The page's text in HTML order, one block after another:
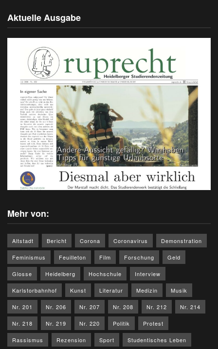
Aktuelle Ausgabe
Mehr von:
Altstadt Bericht Corona Coronavirus Demonstration
Feminismus Feuilleton Film Forschung Geld
Glosse Heidelberg Hochschule Interview
Karlstorbahnhof Kunst Literatur Medizin Musik
Nr. 201 Nr. 206 Nr. 207 Nr. 208 Nr. 212 Nr. 214
Nr. 218 Nr. 219 Nr. 220 Politik Protest
Rassismus Rezension Sport Studentisches Leben